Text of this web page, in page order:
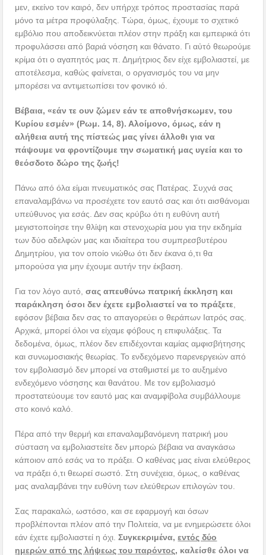
μεν, εκείνο τον καιρό, δεν υπήρχε τρόπος προστασίας παρά
μόνο τα μέτρα προφύλαξης. Τώρα, όμως, έχουμε το σχετικό
εμβόλιο που αποδεικνύεται πλέον στην πράξη και εμπειρικά ότι
προφυλάσσει από βαριά νόσηση και θάνατο. Γι αὐτό θεωρούμε
κρίμα ότι ο αγαπητός μας π. Δημήτριος δεν είχε εμβολιαστεί, με
αποτέλεσμα, καθώς φαίνεται, ο οργανισμός του να μην
μπορέσει να αντιμετωπίσει τον φονικό ιό.
Βέβαια, «εάν τε ουν ζώμεν εάν τε αποθνήσκωμεν, του
Κυρίου εσμέν» (Ρωμ. 14, 8). Αλοίμονο, όμως, εάν η
αλήθεια αυτή της πίστεώς μας γίνει άλλοθι για να
πάψουμε να φροντίζουμε την σωματική μας υγεία και το
θεόσδοτο δώρο της ζωής!
Πάνω από όλα είμαι πνευματικός σας Πατέρας. Συχνά σας
επαναλαμβάνω να προσέχετε τον εαυτό σας και ότι αισθάνομαι
υπεύθυνος για εσάς. Δεν σας κρύβω ότι η ευθύνη αυτή
μεγιστοποίησε την θλίψη και στενοχωρία μου για την εκδημία
των δύο αδελφών μας και ιδιαίτερα του συμπρεσβυτέρου
Δημητρίου, για τον οποίο νιώθω ότι δεν έκανα ό,τι θα
μπορούσα για μην έχουμε αυτήν την έκβαση.
Για τον λόγο αυτό,σας απευθύνω πατρική έκκληση και
παράκληση όσοι δεν έχετε εμβολιαστεί να το πράξετε
εφόσον βέβαια δεν σας το απαγορεύει ο θεράπων Ιατρός σας.
Αρχικά, μπορεί όλοι να είχαμε φόβους η επιφυλάξεις. Τα
δεδομένα, όμως, πλέον δεν επιδέχονται καμίας αμφισβήτησης
και συνωμοσιακής θεωρίας. Το ενδεχόμενο παρενεργειών από
τον εμβολιασμό δεν μπορεί να σταθμιστεί με το αυξημένο
ενδεχόμενο νόσησης και θανάτου. Με τον εμβολιασμό
προστατεύουμε τον εαυτό μας και αναμφίβολα συμβάλλουμε
στο κοινό καλό.
Πέρα από την θερμή και επαναλαμβανόμενη πατρική μου
σύσταση να εμβολιαστείτε δεν μπορώ βέβαια να αναγκάσω
κάποιον από εσάς να το πράξει. Ο καθένας μας είναι ελεύθερος
να πράξει ό,τι θεωρεί σωστό. Στη συνέχεια, όμως, ο καθένας
μας αναλαμβάνει την ευθύνη των ελεύθερων επιλογών του.
Σας παρακαλώ, ωστόσο, και σε εφαρμογή και όσων
προβλέπονται πλέον από την Πολιτεία, να με ενημερώσετε όλοι
εάν έχετε εμβολιαστεί η όχι.Συγκεκριμένα,εντός δύο
ημερών από της λήψεως του παρόντος, καλείσθε όλοι να